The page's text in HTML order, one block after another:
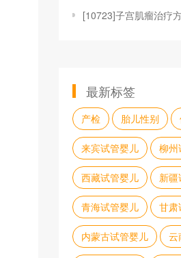
[10723]子宫肌瘤治疗方法有哪些
最新标签
产检 胎儿性别
来宾试管婴儿 柳州
西藏试管婴儿 新
青海试管婴儿 甘肃
内蒙古试管婴儿 云